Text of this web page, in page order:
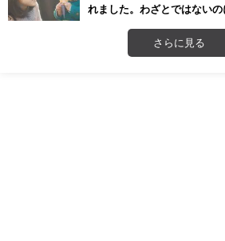
れました。わざとではない
さらに見る